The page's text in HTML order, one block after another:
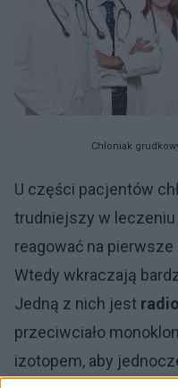
Chłoniak
U części pacjentów
trudniejszy w
reagować na
Wtedy wkraczają
Jedną z nich jest
przeciwciało
izotopem, aby